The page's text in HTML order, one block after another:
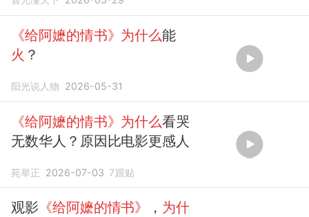
《给阿嬷的情书》为什么能
火 ？
阳光说人物 2026-05-31
《给阿嬷的情书》为什么看哭
无数华人？原因比电影更感人
苑举正 2026-07-03 7跟贴
观影 《给阿嬷的情书》 ， 为什